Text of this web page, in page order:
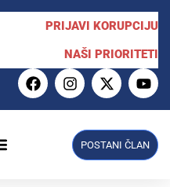
PRIJAVI KORUPCIJU
NAŠI PRIORITETI
POSTANI ČLAN